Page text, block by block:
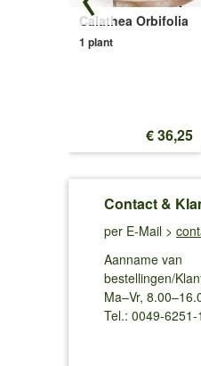
Calathea Orbifolia
1 plant
€ 36,25
Contact &
per E-Mail >
Aanname van
bestellingen/
Ma–Vr,
Tel.: 0049-